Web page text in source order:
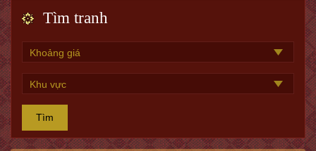
Tìm tranh
Tìm